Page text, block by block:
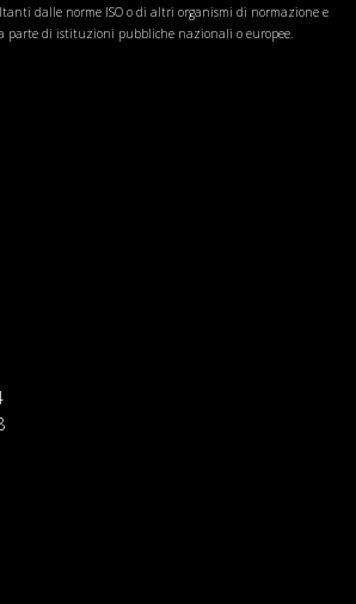
dalle norme ISO o di altri organismi di normazione e
parte di istituzioni pubbliche nazionali o europee.